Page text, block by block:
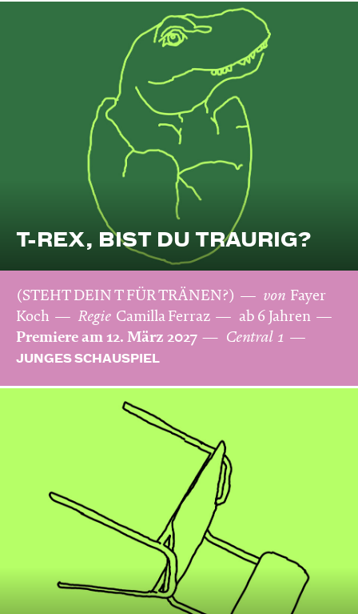
T-REX, BIST DU TRAURIG?
(STEHT DEIN T FÜR TRÄNEN?) von Fayer
Koch
Regie Camilla Ferraz
ab 6 Jahren
Premiere am 12. März 2027
Central 1
JUNGES SCHAUSPIEL